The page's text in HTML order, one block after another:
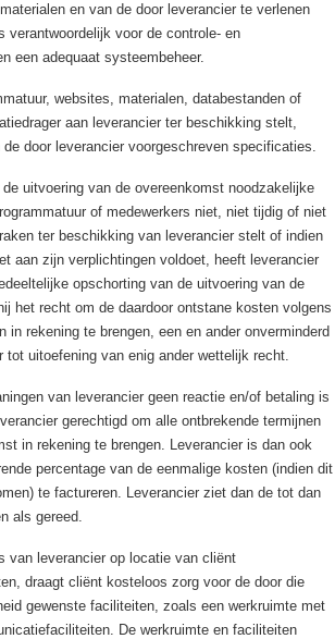
en van de door leverancier te verlenen
verantwoordelijk voor de controle- en
een adequaat systeembeheer.
websites, materialen, databestanden of
aan leverancier ter beschikking stelt,
door leverancier voorgeschreven specificaties.
uitvoering van de overeenkomst noodzakelijke
of medewerkers niet, niet tijdig of niet
ter beschikking van leverancier stelt of indien
aan zijn verplichtingen voldoet, heeft leverancier
opschorting van de uitvoering van de
het recht om de daardoor ontstane kosten volgens
in rekening te brengen, een en ander onverminderd
tot uitoefening van enig ander wettelijk recht.
van leverancier geen reactie en/of betaling is
gerechtigd om alle ontbrekende termijnen
in rekening te brengen. Leverancier is dan ook
percentage van de eenmalige kosten (indien dit
te factureren. Leverancier ziet dan de tot dan
als gereed.
van leverancier op locatie van cliënt
draagt cliënt kosteloos zorg voor de door die
gewenste faciliteiten, zoals een werkruimte met
De werkruimte en faciliteiten